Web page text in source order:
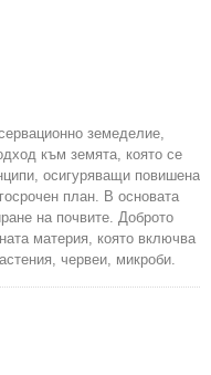
земеделие,
към земята, която се
осигуряващи повишена
план. В основата
на почвите. Доброто
материя, която включва
червеи, микроби.